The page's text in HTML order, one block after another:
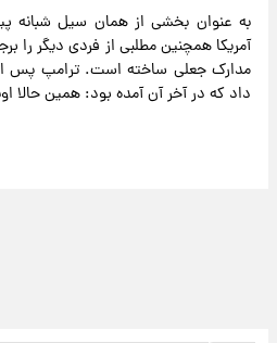
به عنوان بخشی از همان سیل شبانه
آمریکا همچنین مطلبی از فردی دیگر را
مدارک جعلی ساخته است. ترامپ پس از
داد که در آخر آن آمده بود: همین حالا